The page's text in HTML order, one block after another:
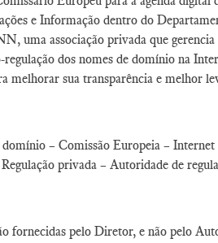
e Informação dentro do
uma associação privada que
dos nomes de domínio na
melhorar sua transparência e melhor
– Comissão Europeia –
privada – Autoridade de
fornecidas pelo Diretor, e não pelo